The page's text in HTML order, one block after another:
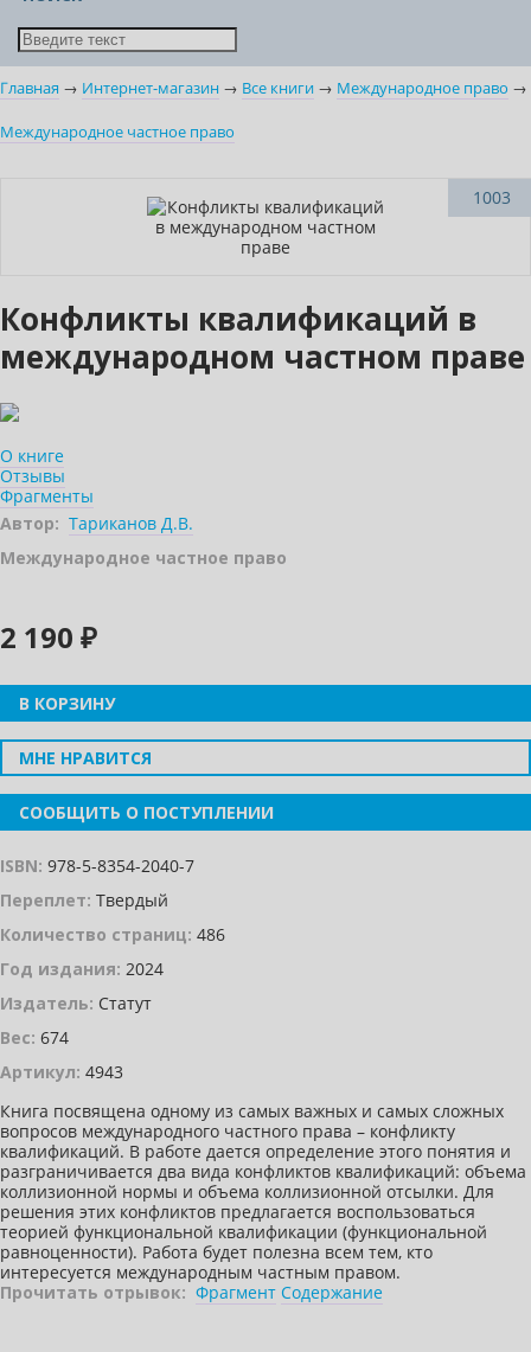
Главная → Интернет-магазин → Все книги → Международное право →
Международное частное право
1003
Конфликты квалификаций в
международном частном праве
О книге
Отзывы
Фрагменты
Автор: Тариканов Д.В.
Международное частное право
2 190 ₽
В КОРЗИНУ
МНЕ НРАВИТСЯ
СООБЩИТЬ О ПОСТУПЛЕНИИ
ISBN: 978-5-8354-2040-7
Переплет: Твердый
Количество страниц: 486
Год издания: 2024
Издатель: Статут
Вес: 674
Артикул: 4943
Книга посвящена одному из самых важных и самых сложных
вопросов международного частного права – конфликту
квалификаций. В работе дается определение этого понятия и
разграничивается два вида конфликтов квалификаций: объема
коллизионной нормы и объема коллизионной отсылки. Для
решения этих конфликтов предлагается воспользоваться
теорией функциональной квалификации (функциональной
равноценности). Работа будет полезна всем тем, кто
интересуется международным частным правом.
Прочитать отрывок: Фрагмент Содержание